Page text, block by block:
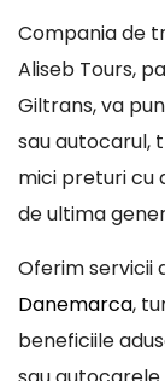
Compania de
Aliseb Tours,
Giltrans, va
sau autocarul,
mici preturi cu
de ultima
Oferim servicii
Danemarca,
beneficiile